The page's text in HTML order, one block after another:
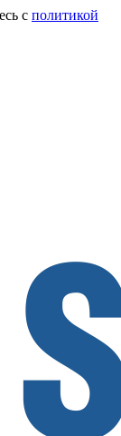
с политикой